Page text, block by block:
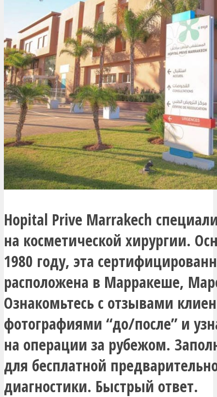
Hopital Prive Marrakech
на косметической хирургии.
1980 году, эта
расположена в Марракеше,
Ознакомьтесь с отзывами
фотографиями “до/после” и
на операции за рубежом.
для бесплатной
диагностики. Быстрый ответ.